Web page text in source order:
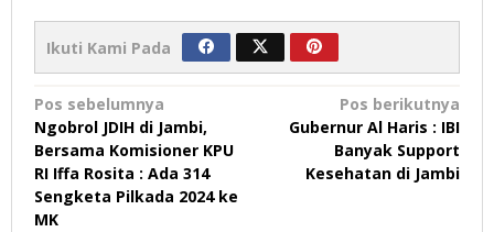
Ikuti Kami Pada
Navigasi
pos
Pos sebelumnya
Ngobrol JDIH di Jambi,
Bersama Komisioner KPU
RI Iffa Rosita : Ada 314
Sengketa Pilkada 2024 ke
MK
Pos berikutnya
Gubernur Al Haris : IBI
Banyak Support
Kesehatan di Jambi